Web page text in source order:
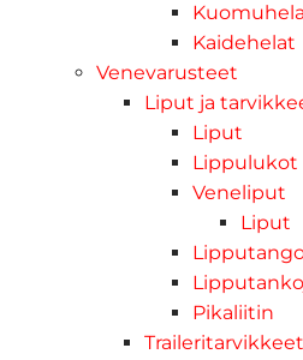
Kaidehelat
Venevarusteet
Liput ja
Liput
Lippulukot
Veneliput
Liput
Pikaliitin